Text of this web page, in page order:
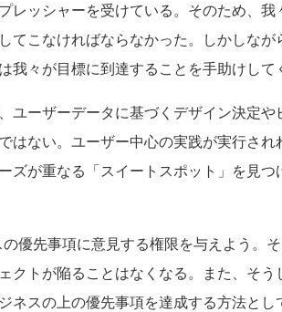
レッシャーを受けている。そのため、我
てこなければならなかった。しかしな
我々が目標に到達することを手助けして
ユーザーデータに基づくデザイン決定や
はない。ユーザー中心の実践が実行され
ズが重なる「スイートスポット」を見つ
優先事項に意見する権限を与えよう。
トが陥ることはなくなる。また、そう
ネスの上の優先事項を達成する方法と